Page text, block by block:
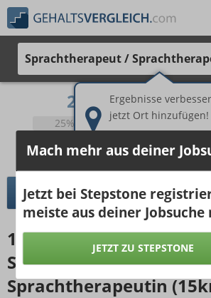
Ergebnisse
jetzt Ort hinzufügen!
Ort hinzufügen
Sprachtherapeut /
2.110 €
25% 50%
pro
DETAILLIERTER
1645Jobangebotefür
Sprachtherapeut /
Sprachtherapeutin
Mach mehr aus deiner
Jetzt bei Stepstone
meiste aus deiner Jobsuche
JETZT ZU STEPSTONE